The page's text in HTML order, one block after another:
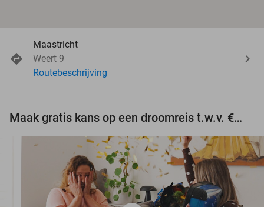
Maastricht
Weert 9
Routebeschrijving
Maak gratis kans op een droomreis t.w.v. €3.000!